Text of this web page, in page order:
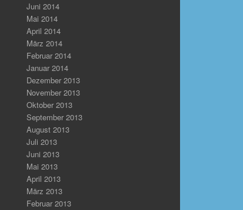
Juni 2014
Mai 2014
April 2014
März 2014
Februar 2014
Januar 2014
Dezember 2013
November 2013
Oktober 2013
September 2013
August 2013
Juli 2013
Juni 2013
Mai 2013
April 2013
März 2013
Februar 2013